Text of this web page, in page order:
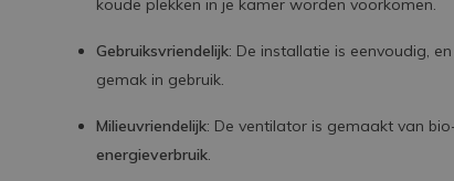
koude plekken in je kamer worden voorkomen.
Gebruiksvriendelijk: De installatie is eenvoudig,
gemak in gebruik.
Milieuvriendelijk: De ventilator is gemaakt van
energieverbruik.